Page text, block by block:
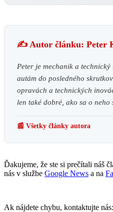
✍️ Autor článku: Peter
Peter je mechanik a
autám do posledného
opravách a technických
len také dobré, ako sa o neho
📰 Všetky články autora
Ďakujeme, že ste si prečítali náš
nás v službe Google News a na
Ak nájdete chybu, kontaktujte nás: